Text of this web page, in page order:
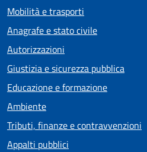
Mobilità e trasporti
Anagrafe e stato civile
Autorizzazioni
Giustizia e sicurezza pubblica
Educazione e formazione
Ambiente
Tributi, finanze e contravvenzioni
Appalti pubblici